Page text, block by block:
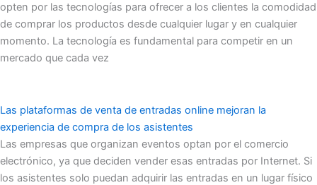
opten por las tecnologías para ofrecer a los clientes la comodidad
de comprar los productos desde cualquier lugar y en cualquier
momento. La tecnología es fundamental para competir en un
mercado que cada vez
Las plataformas de venta de entradas online mejoran la
experiencia de compra de los asistentes
Las empresas que organizan eventos optan por el comercio
electrónico, ya que deciden vender esas entradas por Internet. Si
los asistentes solo puedan adquirir las entradas en un lugar físico